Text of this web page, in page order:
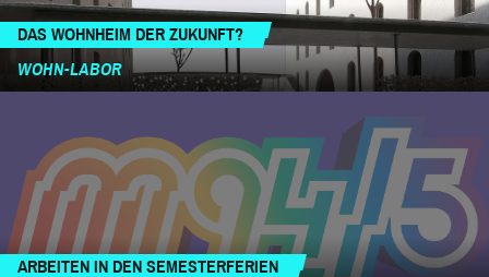
DAS WOHNHEIM DER ZUKUNFT?
WOHN-LABOR
ARBEITEN IN DEN SEMESTERFERIEN